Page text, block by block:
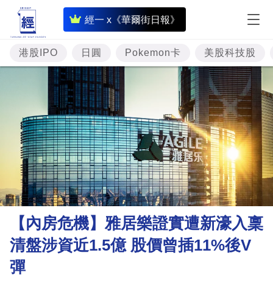
經一 x《華爾街日報》
即
時
財
經
專
題
投
資
樓
市
理
財
商
港股IPO 日圓 Pokemon卡 美股科技股
【內房危機】雅居樂證實遭新濠入稟
清盤涉資近1.5億 股價曾插11%後V
彈